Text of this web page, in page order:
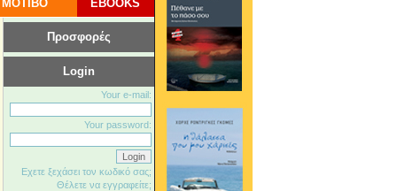
EBOOKS
Προσφορές
Login
Your e-mail:
Your password:
Εχετε ξεχάσει τον κωδικό σας;
Θέλετε να εγγραφείτε;